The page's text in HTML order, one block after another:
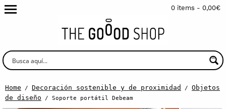
0 items - 0,00€
Home / Decoración sostenible y de proximidad / Objetos
de diseño / Soporte portátil Debeam